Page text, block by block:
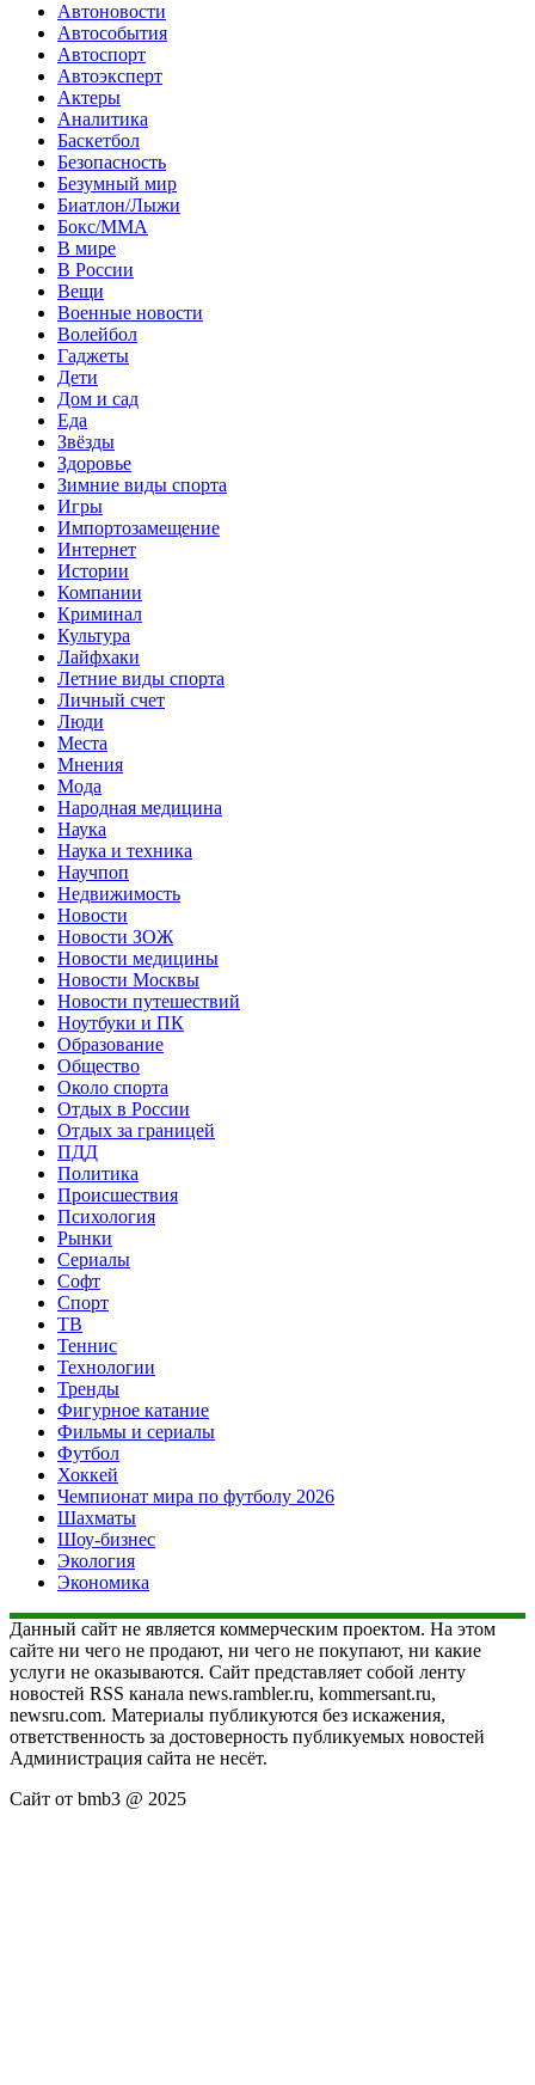
Автоновости
Автособытия
Автоспорт
Автоэксперт
Актеры
Аналитика
Баскетбол
Безопасность
Безумный мир
Биатлон/Лыжи
Бокс/MMA
В мире
В России
Вещи
Военные новости
Волейбол
Гаджеты
Дети
Дом и сад
Еда
Звёзды
Здоровье
Зимние виды спорта
Игры
Импортозамещение
Интернет
Истории
Компании
Криминал
Культура
Лайфхаки
Летние виды спорта
Личный счет
Люди
Места
Мнения
Мода
Народная медицина
Наука
Наука и техника
Научпоп
Недвижимость
Новости
Новости ЗОЖ
Новости медицины
Новости Москвы
Новости путешествий
Ноутбуки и ПК
Образование
Общество
Около спорта
Отдых в России
Отдых за границей
ПДД
Политика
Происшествия
Психология
Рынки
Сериалы
Софт
Спорт
ТВ
Теннис
Технологии
Тренды
Фигурное катание
Фильмы и сериалы
Футбол
Хоккей
Чемпионат мира по футболу 2026
Шахматы
Шоу-бизнес
Экология
Экономика
Данный сайт не является коммерческим проектом. На этом
сайте ни чего не продают, ни чего не покупают, ни какие
услуги не оказываются. Сайт представляет собой ленту
новостей RSS канала news.rambler.ru, kommersant.ru,
newsru.com. Материалы публикуются без искажения,
ответственность за достоверность публикуемых новостей
Администрация сайта не несёт.
Сайт от bmb3 @ 2025